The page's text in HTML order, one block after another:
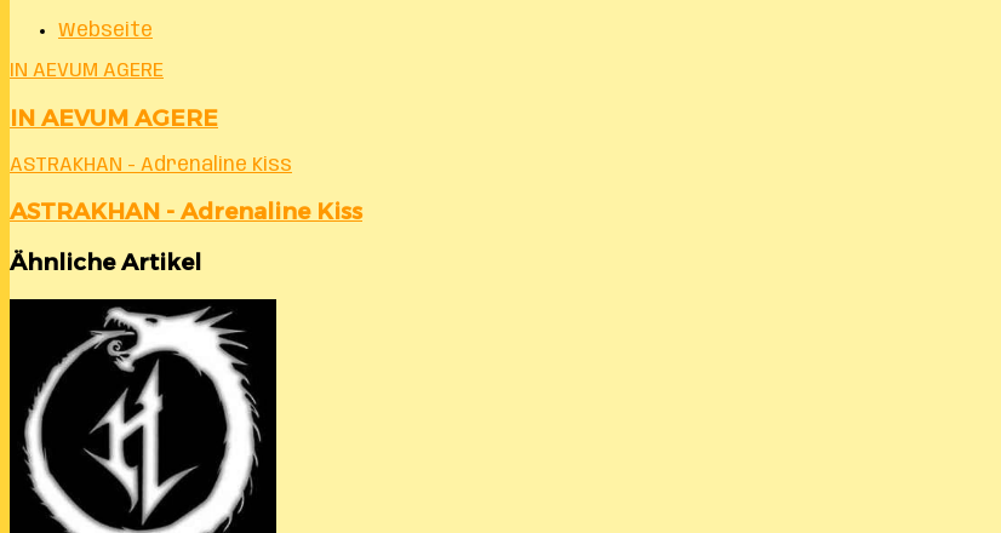
Webseite
IN AEVUM AGERE
IN AEVUM AGERE
ASTRAKHAN - Adrenaline Kiss
ASTRAKHAN - Adrenaline Kiss
Ähnliche Artikel